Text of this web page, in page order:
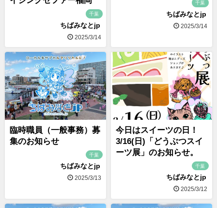
千葉
ちばみなとjp
2025/3/14
千葉
ちばみなとjp
2025/3/14
臨時職員（一般事務）募
集のお知らせ
千葉
ちばみなとjp
2025/3/13
今日はスイーツの日！
3/16(日)「どうぶつスイ
ーツ展」のお知らせ。
千葉
ちばみなとjp
2025/3/12